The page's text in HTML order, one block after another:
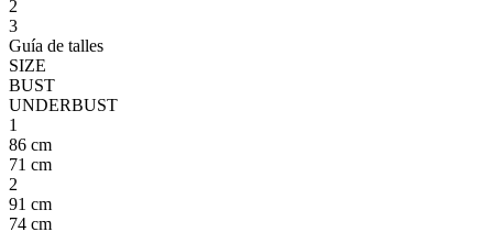
2
3
Guía de talles
SIZE
BUST
UNDERBUST
1
86 cm
71 cm
2
91 cm
74 cm